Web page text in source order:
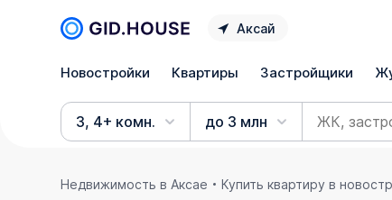
Аксай
Новостройки Квартиры Застройщики
3, 4+ комн. до 3 млн
Недвижимость в Аксае Купить квартиру в